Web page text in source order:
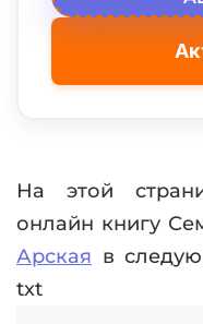
На этой
онлайн книгу
Арская в
txt